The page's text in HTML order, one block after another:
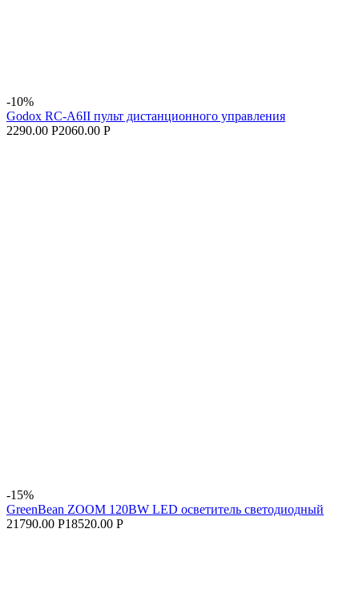
-10%
Godox RC-A6II пульт дистанционного управления
2290.00 Р2060.00 Р
-15%
GreenBean ZOOM 120BW LED осветитель cветодиодный
21790.00 Р18520.00 Р